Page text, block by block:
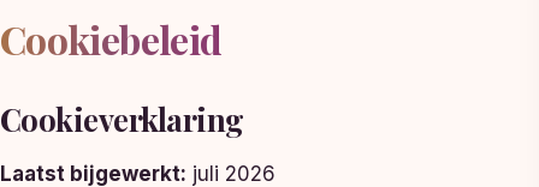
Cookiebeleid
Cookieverklaring
Laatst bijgewerkt: juli 2026